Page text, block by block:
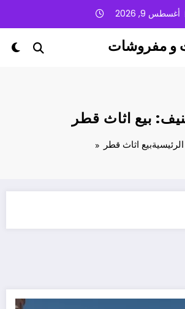
أغسطس 9, 2026
و مفروشات
بيع اثاث قطر
الرئيسيةبيع اثاث قطر